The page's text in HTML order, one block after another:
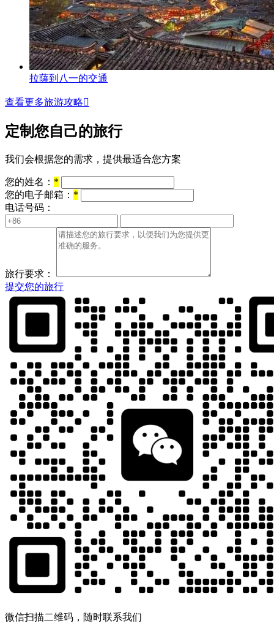
拉薩到八一的交通
查看更多旅游攻略
定制您自己的旅行
我们会根据您的需求，提供最适合您方案
您的姓名： *
您的电子邮箱： *
电话号码：
旅行要求：
提交您的旅行
微信扫描二维码，随时联系我们